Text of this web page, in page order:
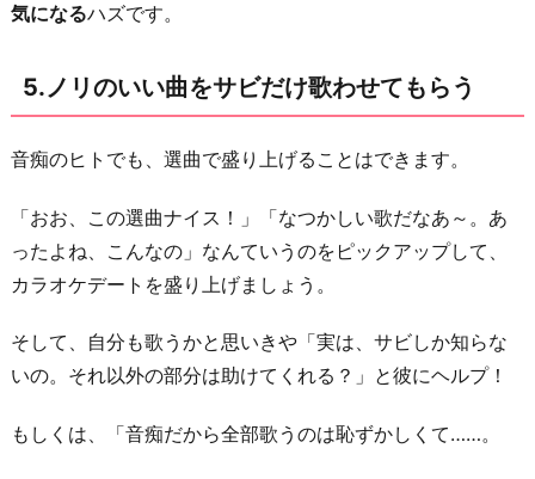
気になるハズです。
5.ノリのいい曲をサビだけ歌わせてもらう
音痴のヒトでも、選曲で盛り上げることはできます。
「おお、この選曲ナイス！」「なつかしい歌だなあ～。あ
ったよね、こんなの」なんていうのをピックアップして、
カラオケデートを盛り上げましょう。
そして、自分も歌うかと思いきや「実は、サビしか知らな
いの。それ以外の部分は助けてくれる？」と彼にヘルプ！
もしくは、「音痴だから全部歌うのは恥ずかしくて……。